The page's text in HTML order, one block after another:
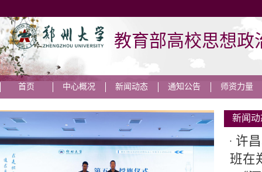
教育部高校思想政
首页 中心概况 新闻动态 通知公告 师资力量
新闻动
许
班在